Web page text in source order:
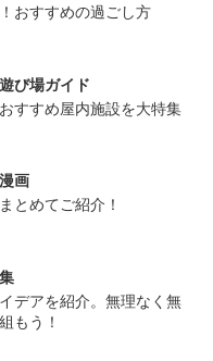
おすすめの過ごし方
び場ガイド
すすめ屋内施設を大特集
画
とめてご紹介！
デアを紹介。無理なく無
もう！